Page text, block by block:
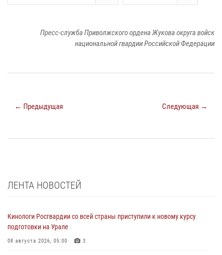
Пресс-служба Приволжского ордена Жукова округа войск
национальной гвардии Российской Федерации
← Предыдущая Следующая →
ЛЕНТА НОВОСТЕЙ
Кинологи Росгвардии со всей страны приступили к новому курсу
подготовки на Урале
08 августа 2026, 05:00 3